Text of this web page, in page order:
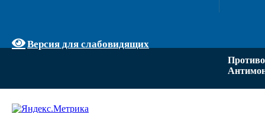
Версия для слабовидящих